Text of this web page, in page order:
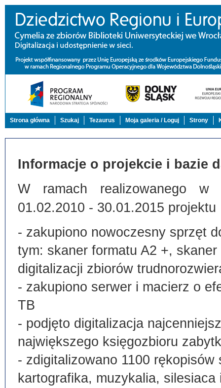
Strona główna Szukaj Tezaurus Moja galeria / Loguj Strony
Informacje o projekcie i bazie
W ramach realizowanego w
01.02.2010 - 30.01.2015 projektu
- zakupiono nowoczesny sprzęt
tym: skaner formatu A2 +,
digitalizacji zbiorów
- zakupiono serwer i macierz o
TB
- podjęto digitalizacja
największego księgozbioru
- zdigitalizowano 1100
kartografika, muzykalia, silesiaca